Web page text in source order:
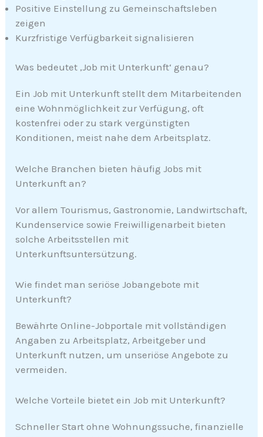
Positive Einstellung zu Gemeinschaftsleben
zeigen
Kurzfristige Verfügbarkeit signalisieren
Was bedeutet ‚Job mit Unterkunft‘ genau?
Ein Job mit Unterkunft stellt dem Mitarbeitenden
eine Wohnmöglichkeit zur Verfügung, oft
kostenfrei oder zu stark vergünstigten
Konditionen, meist nahe dem Arbeitsplatz.
Welche Branchen bieten häufig Jobs mit
Unterkunft an?
Vor allem Tourismus, Gastronomie, Landwirtschaft,
Kundenservice sowie Freiwilligenarbeit bieten
solche Arbeitsstellen mit
Unterkunftsuntersützung.
Wie findet man seriöse Jobangebote mit
Unterkunft?
Bewährte Online-Jobportale mit vollständigen
Angaben zu Arbeitsplatz, Arbeitgeber und
Unterkunft nutzen, um unseriöse Angebote zu
vermeiden.
Welche Vorteile bietet ein Job mit Unterkunft?
Schneller Start ohne Wohnungssuche, finanzielle